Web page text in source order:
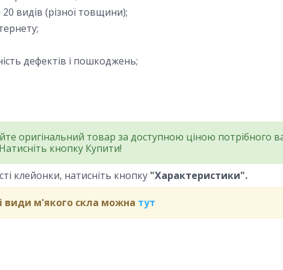
видів (різної товщини);
дефектів і пошкоджень;
оригінальний товар за доступною ціною потрібного
кнопку Купити!
клейонки, натисніть кнопку "Характеристики".
види м'якого скла можна тут